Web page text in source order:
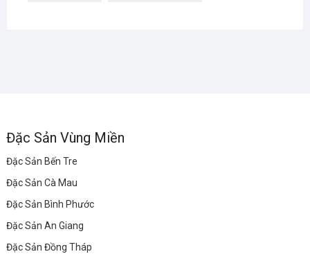
Đặc Sản Vùng Miền
Đặc Sản Bến Tre
Đặc Sản Cà Mau
Đặc Sản Bình Phước
Đặc Sản An Giang
Đặc Sản Đồng Tháp